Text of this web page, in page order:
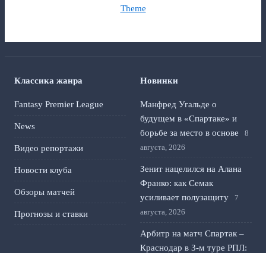
Theme
Классика жанра
Fantasy Premier League
News
Видео репортажи
Новости клуба
Обзоры матчей
Прогнозы и ставки
Новинки
Манфред Угальде о
будущем в «Спартаке» и
борьбе за место в основе
8
августа, 2026
Зенит нацелился на Алана
Франко: как Семак
усиливает полузащиту
7
августа, 2026
Арбитр на матч Спартак –
Краснодар в 3-м туре РПЛ: